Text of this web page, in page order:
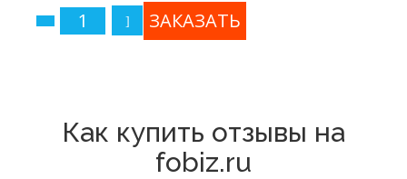
Как купить отзывы на
fobiz.ru